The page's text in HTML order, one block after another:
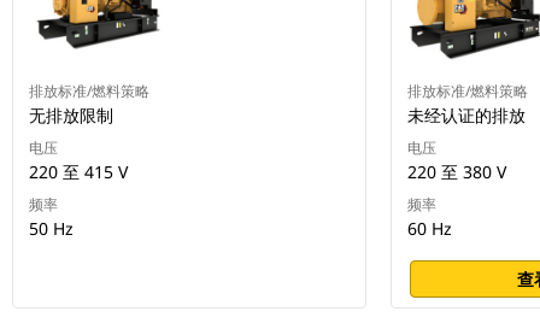
排放标准/燃料策略
无排放限制
电压
220 至 415 V
频率
50 Hz
排放标准/燃料策略
未经认证的排放
电压
220 至 380 V
频率
60 Hz
查